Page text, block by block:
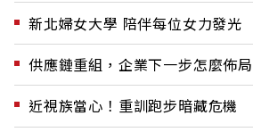
新北婦女大學 陪伴每位女力發光
供應鏈重組，企業下一步怎麼佈局
近視族當心！重訓跑步暗藏危機